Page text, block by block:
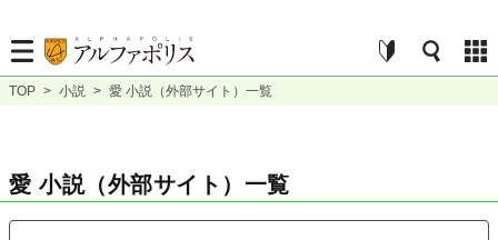
TOP > 小説 > 愛 小説（外部サイト）一覧
愛 小説（外部サイト）一覧